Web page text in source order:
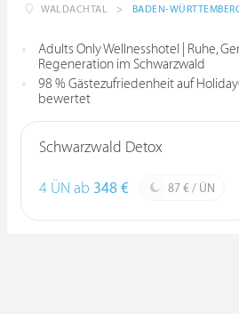
WALDACHTAL > BADEN-
Adults Only Wellnesshotel | Ruhe,
Regeneration im Schwarzwald
98 % Gästezufriedenheit auf
bewertet
Schwarzwald Detox
4 ÜN ab 348 € 87 € / ÜN